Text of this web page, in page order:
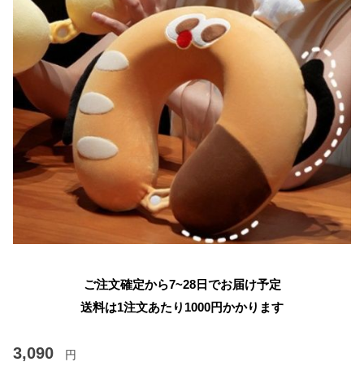
ご注文確定から7~28日でお届け予定
送料は1注文あたり 1000円かかります
3,090 円